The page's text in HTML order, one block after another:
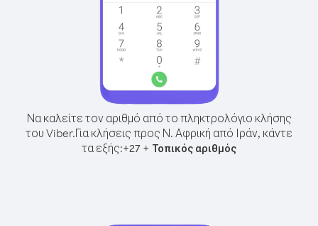
Να καλείτε τον αριθμό από το πληκτρολόγιο κλήσης
του Viber.Για κλήσεις προς Ν. Αφρική από Ιράν, κάντε
τα εξής:+27 + Τοπικός αριθμός